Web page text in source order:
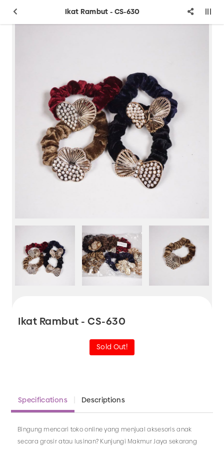
Ikat Rambut - CS-630
Ikat Rambut - CS-630
Sold Out!
Specifications Descriptions
Bingung mencari toko online yang menjual aksesoris anak
secara grosir atau lusinan? Kunjungi Makmur Jaya sekarang